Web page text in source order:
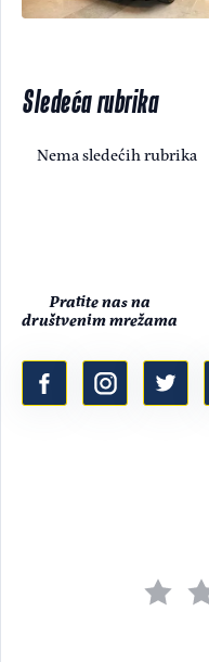
Sledeća rubrika
Nema sledećih rubrika
Pratite nas na
društvenim mrežama